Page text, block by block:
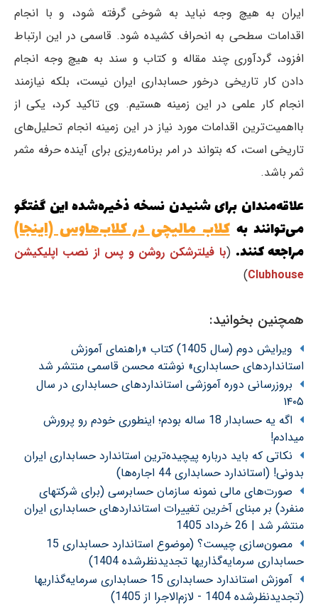
ایران به هیچ وجه نباید به شوخی گرفته شود، و با انجام
اقدامات سطحی به انحراف کشیده شود. قاسمی در این ارتباط
افزود، گردآوری چند مقاله و کتاب و سند به هیچ وجه انجام
دادن کار تاریخی درخور حسابداری ایران نیست، بلکه نیازمند
انجام کار علمی در این زمینه هستیم. وی تاکید کرد، یکی از
بااهمیت‌ترین اقدامات مورد نیاز در این زمینه انجام تحلیل‌های
تاریخی است، که بتواند در امر برنامه‌ریزی برای آینده حرفه مثمر
ثمر باشد.
علاقه‌مندان برای شنیدن نسخه ذخیره‌شده این گفتگو
می‌توانند به کلاب مالیچی در کلاب‌هاوس (اینجا)
مراجعه کنند.(با فیلترشکن روشن و پس از نصب اپلیکیشن
Clubhouse
)
همچنین بخوانید:
ویرایش دوم (سال 1405) کتاب «راهنمای آموزش
استانداردهای حسابداری» نوشته محسن قاسمی منتشر شد
بروزرسانی دوره آموزشی استانداردهای حسابداری در سال
۱۴۰۵
اگه یه حسابدار 18 ساله بودم؛ اینطوری خودم رو پرورش
میدادم!
نکاتی که باید درباره پیچیده‌ترین استاندارد حسابداری ایران
بدونی! (استاندارد حسابداری 44 اجاره‌ها)
صورت‌های مالی نمونه سازمان حسابرسی (برای شرکتهای
منفرد) بر مبنای آخرین تغییرات استانداردهای حسابداری ایران
منتشر شد | 26 خرداد 1405
مصون‌سازی چیست؟ (موضوع استاندارد حسابداری 15
حسابداری سرمایه‌گذاریها تجدیدنظرشده 1404)
آموزش استاندارد حسابداری 15 حسابداری سرمایه‌گذاریها
(تجدیدنظرشده 1404 - لازم‌الاجرا از 1405)